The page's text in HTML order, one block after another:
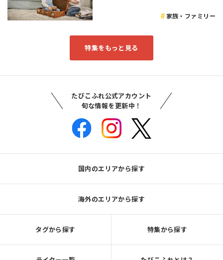
家族・ファミリー
特集をもっと見る
たびこふれ公式アカウント
旬な情報を更新中！
国内のエリアから探す
海外のエリアから探す
タグから探す 特集から探す